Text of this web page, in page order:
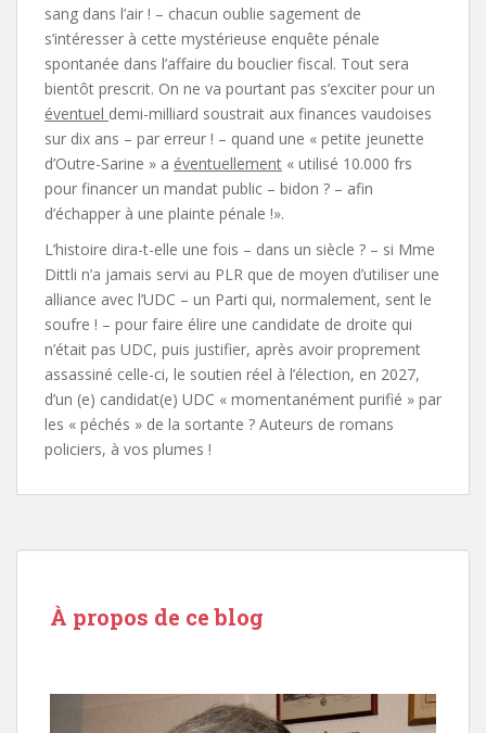
sang dans l’air ! – chacun oublie sagement de
s’intéresser à cette mystérieuse enquête pénale
spontanée dans l’affaire du bouclier fiscal. Tout sera
bientôt prescrit. On ne va pourtant pas s’exciter pour un
éventuel demi-milliard soustrait aux finances vaudoises
sur dix ans – par erreur ! – quand une « petite jeunette
d’Outre-Sarine » a éventuellement « utilisé 10.000 frs
pour financer un mandat public – bidon ? – afin
d’échapper à une plainte pénale !».
L’histoire dira-t-elle une fois – dans un siècle ? – si Mme
Dittli n’a jamais servi au PLR que de moyen d’utiliser une
alliance avec l’UDC – un Parti qui, normalement, sent le
soufre ! – pour faire élire une candidate de droite qui
n’était pas UDC, puis justifier, après avoir proprement
assassiné celle-ci, le soutien réel à l’élection, en 2027,
d’un (e) candidat(e) UDC « momentanément purifié » par
les « péchés » de la sortante ? Auteurs de romans
policiers, à vos plumes !
À propos de ce blog